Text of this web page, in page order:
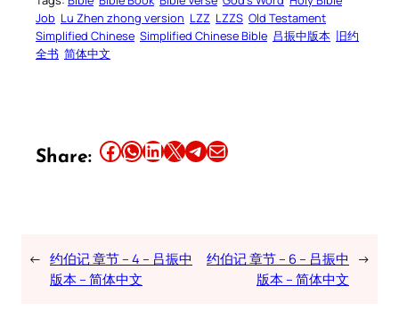
Job Lu Zhen zhong version LZZ LZZS Old Testament
Simplified Chinese Simplified Chinese Bible 吕振中版本 旧约
全书 简体中文
Share: Share this article on Facebook Share this article on WhatsApp Share this article on LinkedIn Share this article on X Share this article on TelegramEmail this Article
← 约伯记 章节 – 4 – 吕振中
版本 – 简体中文
约伯记 章节 – 6 – 吕振中
版本 – 简体中文
→